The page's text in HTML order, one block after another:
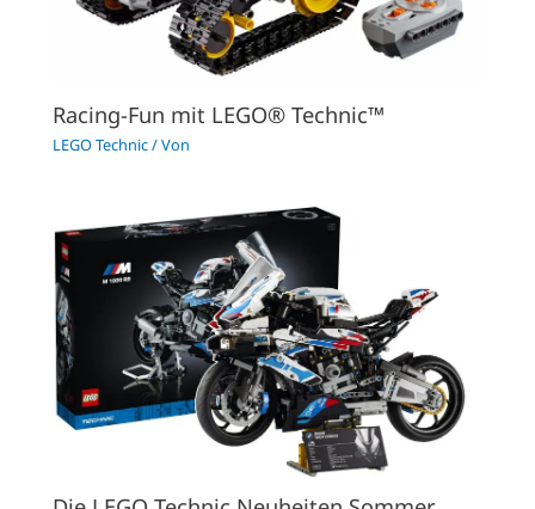
Racing-Fun mit LEGO® Technic™
LEGO Technic/ Von